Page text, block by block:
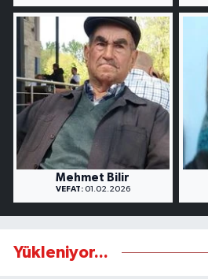
Mehmet Bilir
VEFAT:01.02.2026
Yükleniyor...